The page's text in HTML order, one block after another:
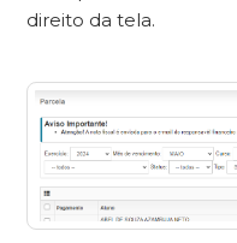
direito da tela.